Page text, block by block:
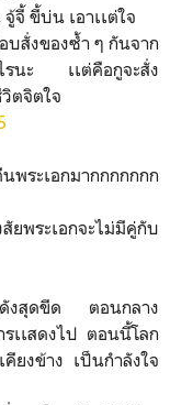
จี้ ขี้บ่น เอาเเต่ใจ
บสั่งของซ้ำ ๆ กันจาก
รนะ เเต่คือกูจะสั่ง
ตจิตใจ
พระเอกมากกกกกกก
พระเอกจะไม่มีคู่กับ
ดังสุดขีด ตอนกลาง
เเสดงไป ตอนนี้โลก
ยงข้าง เป็นกำลังใจ